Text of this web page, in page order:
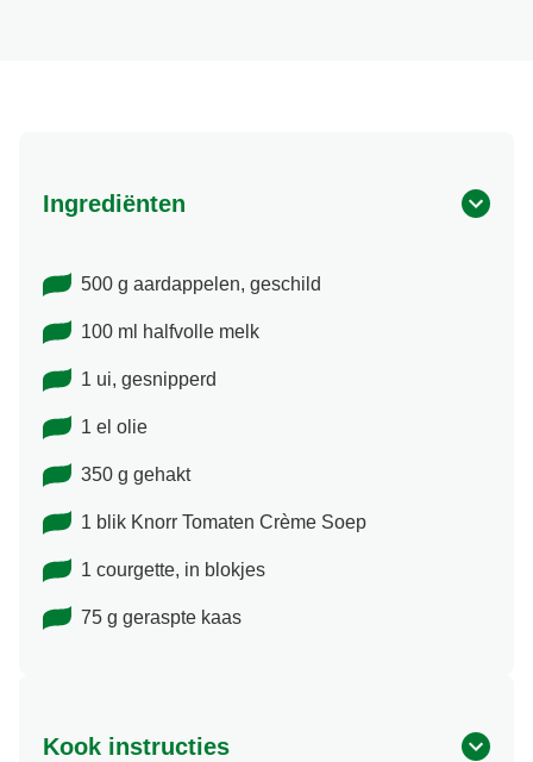
Ingrediënten
500 g aardappelen, geschild
100 ml halfvolle melk
1 ui, gesnipperd
1 el olie
350 g gehakt
1 blik Knorr Tomaten Crème Soep
1 courgette, in blokjes
75 g geraspte kaas
Kook instructies